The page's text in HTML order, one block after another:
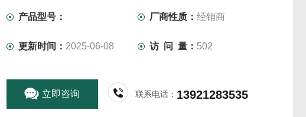
产品型号： 厂商性质：经销商
更新时间： 2025-06-08 访 问 量： 502
立即咨询 联系电话： 13921283535